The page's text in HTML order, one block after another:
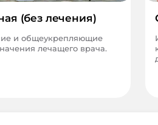
(без лечения)
и общеукрепляющие
лечащего врача.